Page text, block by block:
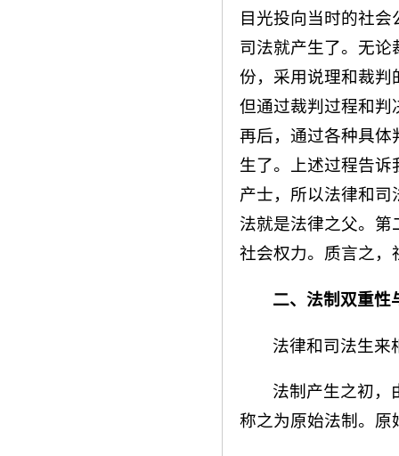
目光投向当时的社
司法就产生了。无
份，采用说理和裁判
但通过裁判过程和判
再后，通过各种具体
生了。上述过程告
产士，所以法律和
法就是法律之父。
社会权力。质言之，
二、法制双重性
法律和司法生来
法制产生之初，
称之为原始法制。原